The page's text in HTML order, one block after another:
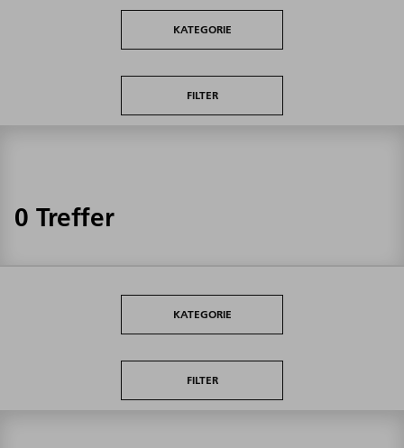
KATEGORIE
FILTER
0 Treffer
KATEGORIE
FILTER